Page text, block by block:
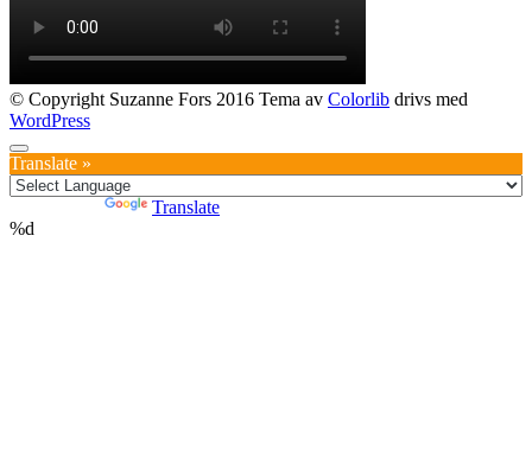
© Copyright Suzanne Fors 2016 Tema av Colorlib drivs med
WordPress
Translate »
Translate
%d